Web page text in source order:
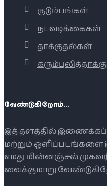
குடும்பங்கள்
நடவடிக்கைகள்
தாக்குதல்கள்
வேண்டுகிறோம்...
இத் தளத்தில்
மற்றும் ஒளிப்படங்களை
எமது மின்னஞ்சல்
வைக்குமாறு